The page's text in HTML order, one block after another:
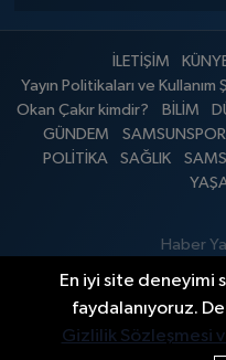
İLETİŞİM
Yayın Politikaları ve Kullanım
Okan Çakır kimdir?
BİLİM
GÜNDEM
SAMSUNSPOR
POLİTİKA
SAĞLIK
Haber
En iyi site deneyimi
faydalanıyoruz.
Gizlilik Sözleşmesi